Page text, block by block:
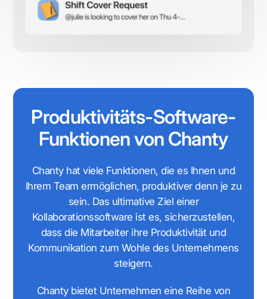
Produktivitäts-Software-
Funktionen von Chanty
Chanty hat viele Funktionen, die es Ihnen und
Ihrem Team ermöglichen, produktiver denn je zu
sein. Das ultimative Ziel einer
Kollaborationssoftware ist es, sicherzustellen,
dass die Mitarbeiter ihre Produktivität und
Kommunikation zum Wohle des Unternehmens
steigern.
Chanty bietet Unternehmen eine Reihe von